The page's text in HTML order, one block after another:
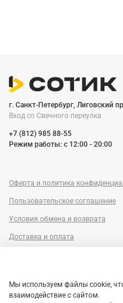
г. Санкт-Петербург, Лиговский
Вход со Cвечного переулка
+7 (812) 985 88-55
Режим работы: c 12:00 - 20:00
Оферта и политика
Пользовательское соглашение
Условия обмена и возврата
Доставка и оплата
Мы используем файлы cookie,
взаимодействие с сайтом.